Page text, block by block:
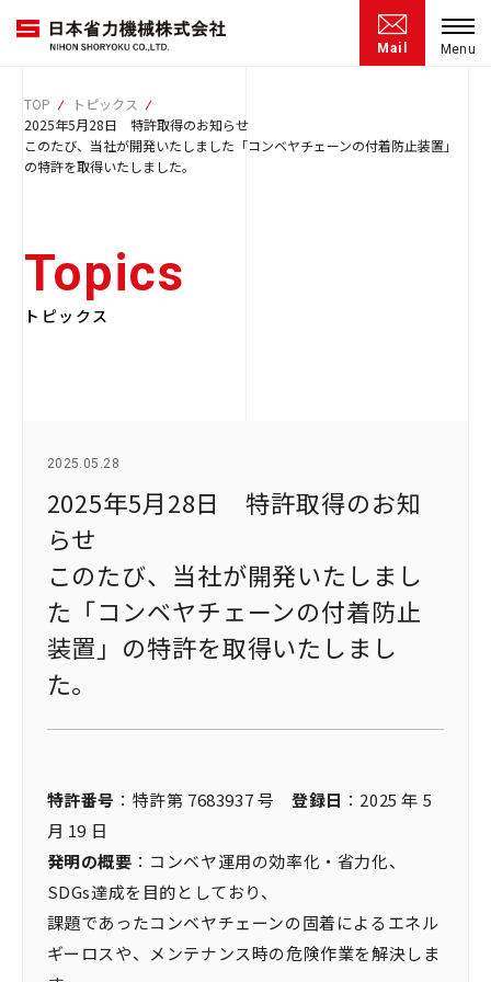
Mail
TOP
トピックス
2025年5月28日 特許取得のお知らせ
このたび、当社が開発いたしました「コンベヤチェーンの付着防止装置」
の特許を取得いたしました。
Topics
トピックス
2025.05.28
2025年5月28日 特許取得のお知
らせ
このたび、当社が開発いたしまし
た「コンベヤチェーンの付着防止
装置」の特許を取得いたしまし
た。
特許番号 ：特許第 7683937 号 登録日 ：2025 年 5
月 19 日
発明の概要 ：コンベヤ運用の効率化・省力化、
SDGs達成を目的としており、
課題であったコンベヤチェーンの固着によるエネル
ギーロスや、メンテナンス時の危険作業を解決しま